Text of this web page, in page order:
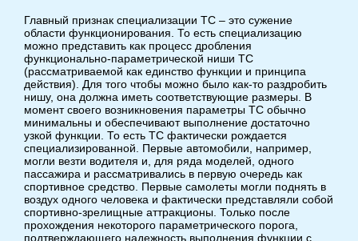
Главный признак специализации ТС – это сужение
области функционирования. То есть специализацию
можно представить как процесс дробления
функционально-параметрической ниши ТС
(рассматриваемой как единство функции и принципа
действия). Для того чтобы можно было как-то раздробить
нишу, она должна иметь соответствующие размеры. В
момент своего возникновения параметры ТС обычно
минимальны и обеспечивают выполнение достаточно
узкой функции. То есть ТС фактически рождается
специализированной. Первые автомобили, например,
могли везти водителя и, для ряда моделей, одного
пассажира и рассматривались в первую очередь как
спортивное средство. Первые самолеты могли поднять в
воздух одного человека и фактически представляли собой
спортивно-зрелищные аттракционы. Только после
прохождения некоторого параметрического порога,
подтверждающего надежность выполнения функции с